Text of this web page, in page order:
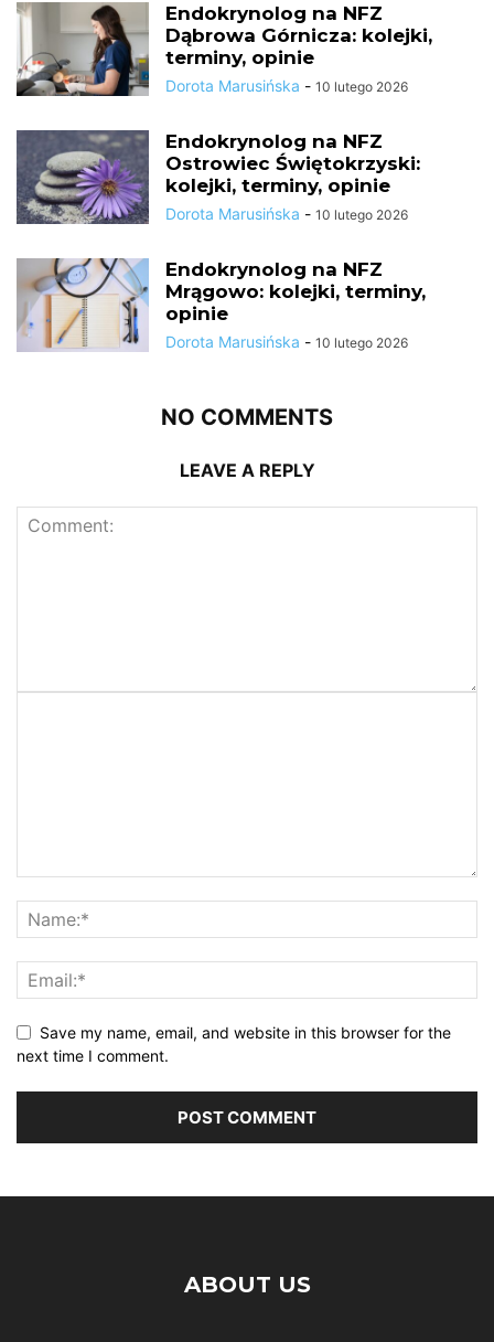
Endokrynolog na NFZ
Dąbrowa Górnicza: kolejki,
terminy, opinie
Dorota Marusińska - 10 lutego 2026
Endokrynolog na NFZ
Ostrowiec Świętokrzyski:
kolejki, terminy, opinie
Dorota Marusińska - 10 lutego 2026
Endokrynolog na NFZ
Mrągowo: kolejki, terminy,
opinie
Dorota Marusińska - 10 lutego 2026
NO COMMENTS
LEAVE A REPLY
Save my name, email, and website in this browser for the
next time I comment.
ABOUT US